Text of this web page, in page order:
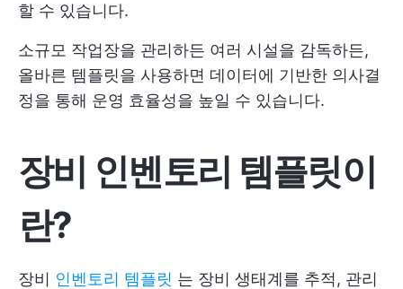
할 수 있습니다.
소규모 작업장을 관리하든 여러 시설을 감독하든,
올바른 템플릿을 사용하면 데이터에 기반한 의사결
정을 통해 운영 효율성을 높일 수 있습니다.
장비 인벤토리 템플릿이
란?
장비 인벤토리 템플릿 는 장비 생태계를 추적, 관리